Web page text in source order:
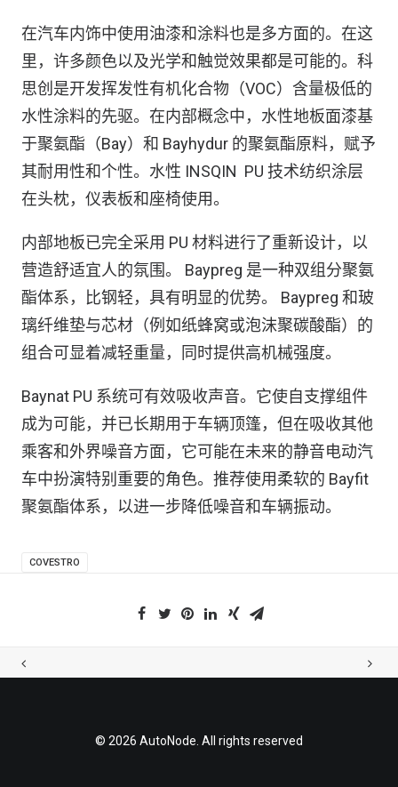
在汽车内饰中使用油漆和涂料也是多方面的。在这
里，许多颜色以​​及光学和触觉效果都是可能的。科
思创是开发挥发性有机化合物（VOC）含量极低的
水性涂料的先驱。在内部概念中，水性地板面漆基
于聚氨酯（Bay）和 Bayhydur 的聚氨酯原料，赋予
其耐用性和个性。水性 INSQIN PU 技术纺织涂层
在头枕，仪表板和座椅使用。
内部地板已完全采用 PU 材料进行了重新设计，以
营造舒适宜人的氛围。 Baypreg 是一种双组分聚氨
酯体系，比钢轻，具有明显的优势。 Baypreg 和玻
璃纤维垫与芯材（例如纸蜂窝或泡沫聚碳酸酯）的
组合可显着减轻重量，同时提供高机械强度。
Baynat PU 系统可有效吸收声音。它使自支撑组件
成为可能，并已长期用于车辆顶篷，但在吸收其他
乘客和外界噪音方面，它可能在未来的静音电动汽
车中扮演特别重要的角色。推荐使用柔软的 Bayfit
聚氨酯体系，以进一步降低噪音和车辆振动。
COVESTRO
© 2026 AutoNode. All rights reserved